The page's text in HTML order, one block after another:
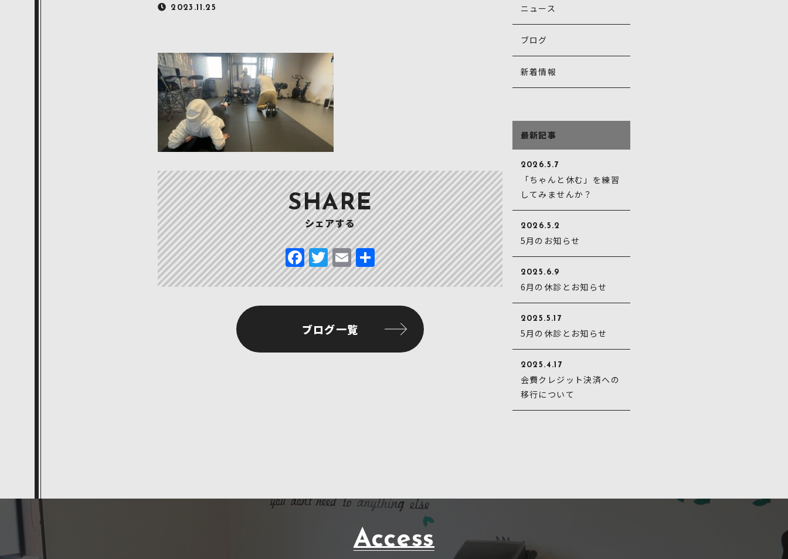
2023.11.25
SHARE
シェアする
F
a
c
e
b
o
T
w
it
te
r
E
m
ai
l
共
有
ブログ一覧
ニュース
ブログ
新着情報
最新記事
2026.5.7
「ちゃんと休む」を練習
してみませんか？
2026.5.2
5月のお知らせ
2025.6.9
6月の休診とお知らせ
2025.5.17
5月の休診とお知らせ
2025.4.17
会費クレジット決済への
移行について
Access